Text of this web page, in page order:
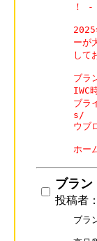
！ -
2025
ーが
して
ブラ
IWC
ブラ
s/
ウブ
ホー
ブラン
投稿者
ブラ